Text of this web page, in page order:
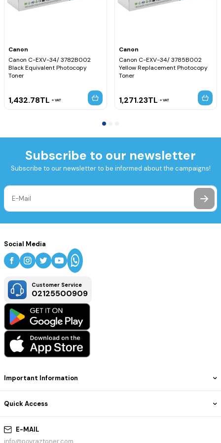
Canon
Canon C-EXV-34/ 3782B002
Black Equivalent Photocopy
Toner
1,432.78TL VAT
Canon
Canon C-EXV-34/ 3785B002
Yellow Replacement Photocopy
Toner
1,271.23TL VAT
Subscribe to our newsletter
Subscribe to our newsletter to be informed about the campaigns!
E-MAIL
info@poyraztoner.com
Important Information
Quick Access
Social Media
Customer Service
02125500909